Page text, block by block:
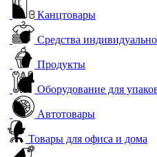
Канцтовары
Средства
Продукты
Оборудование для
Автотовары
Товары для офиса и дома